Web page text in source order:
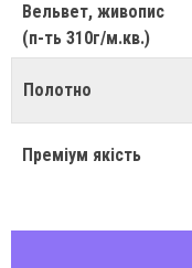
Вельвет, живопис
(п-ть 310г/м.кв.)
Полотно
Преміум якість